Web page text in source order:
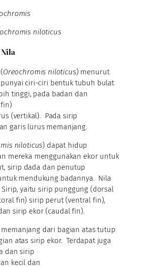
niloticus
Oreochromis niloticus) menurut
ciri-ciri bentuk tubuh bulat
tinggi, pada badan dan
(vertikal). Pada sirip
garis lurus memanjang.
niloticus) dapat hidup
mereka menggunakan ekor untuk
sirip dada dan penutup
mendukung badannya. Nila
yaitu sirip punggung (dorsal
fin) sirip perut (ventral fin),
sirip ekor (caudal fin).
dari bagian atas tutup
atas sirip ekor. Terdapat juga
dan sirip
kecil dan